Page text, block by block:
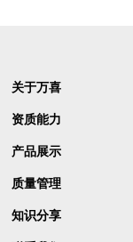
关于万喜
资质能力
产品展示
质量管理
知识分享